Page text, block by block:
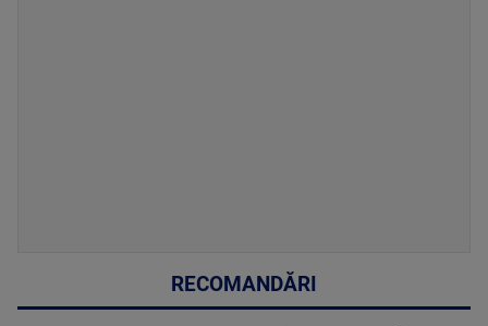
RECOMANDĂRI